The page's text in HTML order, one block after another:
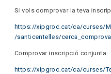
Si vols comprovar la teva
https://xipgroc.cat/ca/curses/
/santicentelles/
Comprovar inscripció conjunta:
https://xipgroc.cat/ca/curses/